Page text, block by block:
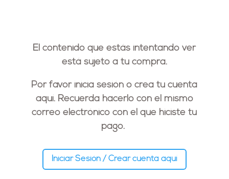
El contenido que estás intentando ver
está sujeto a tu compra.
Por favor inicia sesión o crea tu cuenta
aquí. Recuerda hacerlo con el mismo
correo electrónico con el que hiciste tu
pago.
Iniciar Sesión / Crear cuenta aquí